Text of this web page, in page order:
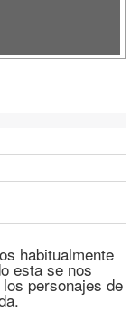
habitualmente
esta se nos
personajes de